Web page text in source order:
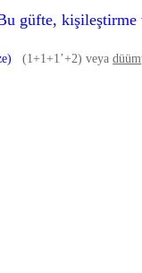
güfte, kişileştirme
(1+1+1’+2) veyadüüm